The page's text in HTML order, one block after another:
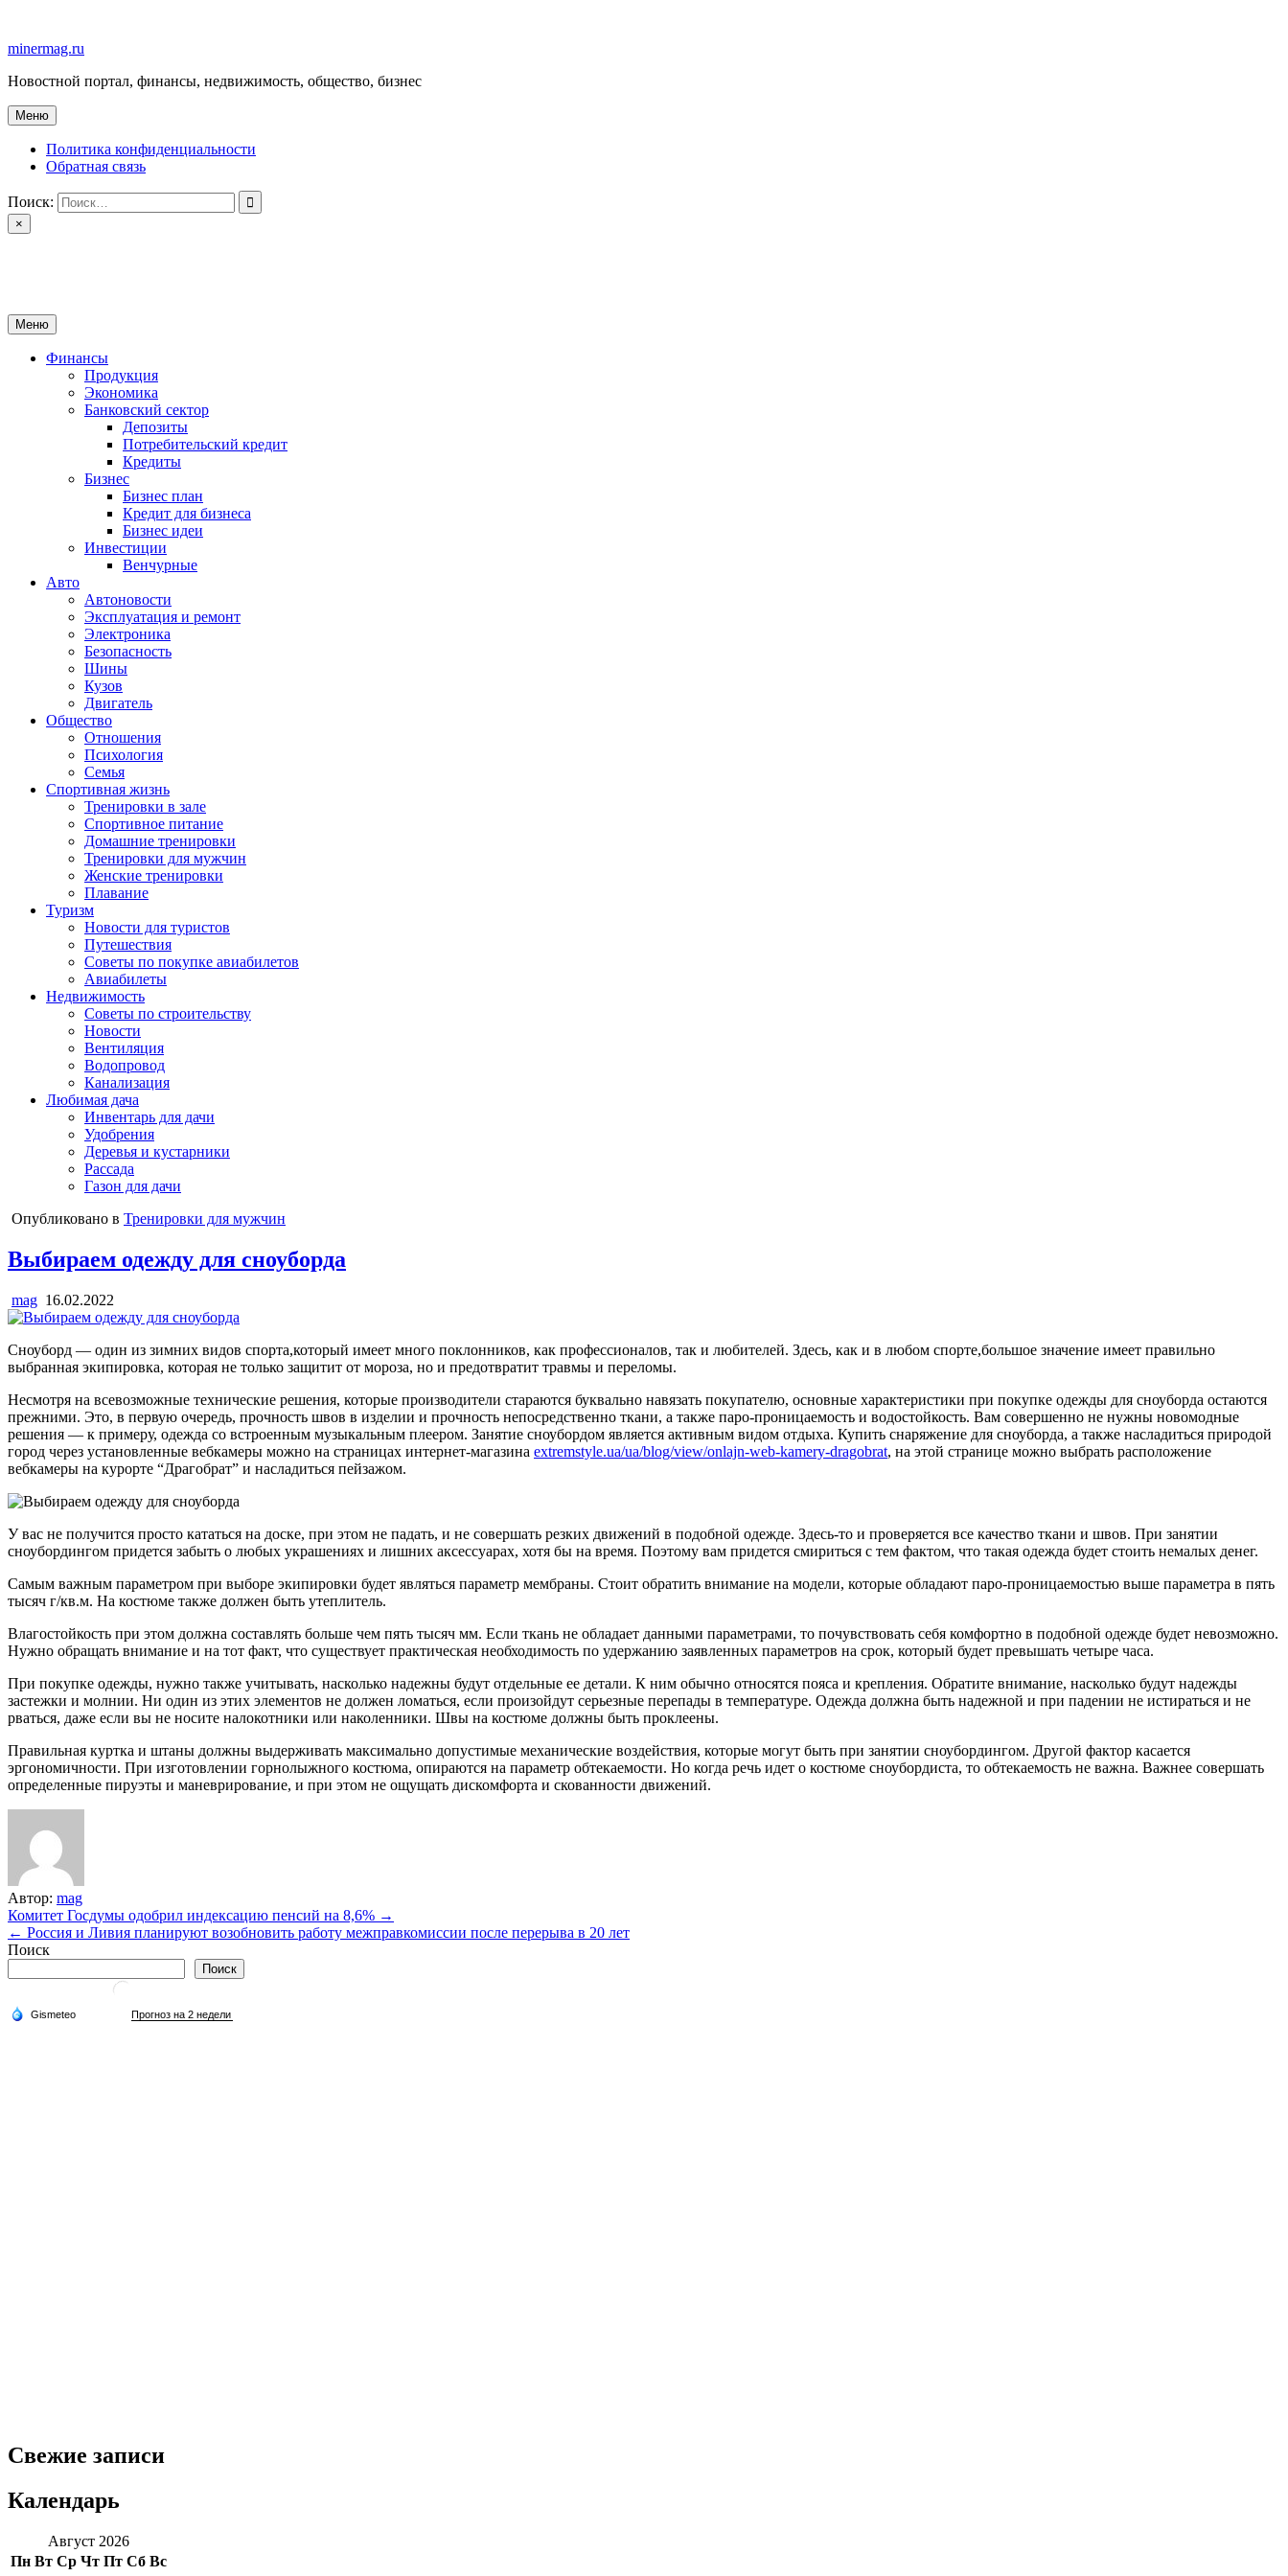
содержимому
minermag.ru
Новостной портал, финансы, недвижимость, общество, бизнес
Меню
Политика конфиденциальности
Обратная связь
Поиск:
×
Меню
Финансы
Продукция
Экономика
Банковский сектор
Депозиты
Потребительский кредит
Кредиты
Бизнес
Бизнес план
Кредит для бизнеса
Бизнес идеи
Инвестиции
Венчурные
Авто
Автоновости
Эксплуатация и ремонт
Электроника
Безопасность
Шины
Кузов
Двигатель
Общество
Отношения
Психология
Семья
Спортивная жизнь
Тренировки в зале
Спортивное питание
Домашние тренировки
Тренировки для мужчин
Женские тренировки
Плавание
Туризм
Новости для туристов
Путешествия
Советы по покупке авиабилетов
Авиабилеты
Недвижимость
Советы по строительству
Новости
Вентиляция
Водопровод
Канализация
Любимая дача
Инвентарь для дачи
Удобрения
Деревья и кустарники
Рассада
Газон для дачи
Опубликовано в Тренировки для мужчин
Выбираем одежду для сноуборда
mag 16.02.2022
Сноуборд — один из зимних видов спорта,который имеет много поклонников, как профессионалов, так и любителей. Здесь, как и в любом спорте,большое значение имеет правильно
выбранная экипировка, которая не только защитит от мороза, но и предотвратит травмы и переломы.
Несмотря на всевозможные технические решения, которые производители стараются буквально навязать покупателю, основные характеристики при покупке одежды для сноуборда остаются
прежними. Это, в первую очередь, прочность швов в изделии и прочность непосредственно ткани, а также паро-проницаемость и водостойкость. Вам совершенно не нужны новомодные
решения — к примеру, одежда со встроенным музыкальным плеером. Занятие сноубордом является активным видом отдыха. Купить снаряжение для сноуборда, а также насладиться природой
город через установленные вебкамеры можно на страницах интернет-магазина extremstyle.ua/ua/blog/view/onlajn-web-kamery-dragobrat, на этой странице можно выбрать расположение
вебкамеры на курорте “Драгобрат” и насладиться пейзажом.
У вас не получится просто кататься на доске, при этом не падать, и не совершать резких движений в подобной одежде. Здесь-то и проверяется все качество ткани и швов. При занятии
сноубордингом придется забыть о любых украшениях и лишних аксессуарах, хотя бы на время. Поэтому вам придется смириться с тем фактом, что такая одежда будет стоить немалых денег.
Самым важным параметром при выборе экипировки будет являться параметр мембраны. Стоит обратить внимание на модели, которые обладают паро-проницаемостью выше параметра в пять
тысяч г/кв.м. На костюме также должен быть утеплитель.
Влагостойкость при этом должна составлять больше чем пять тысяч мм. Если ткань не обладает данными параметрами, то почувствовать себя комфортно в подобной одежде будет невозможно.
Нужно обращать внимание и на тот факт, что существует практическая необходимость по удержанию заявленных параметров на срок, который будет превышать четыре часа.
При покупке одежды, нужно также учитывать, насколько надежны будут отдельные ее детали. К ним обычно относятся пояса и крепления. Обратите внимание, насколько будут надежды
застежки и молнии. Ни один из этих элементов не должен ломаться, если произойдут серьезные перепады в температуре. Одежда должна быть надежной и при падении не истираться и не
рваться, даже если вы не носите налокотники или наколенники. Швы на костюме должны быть проклеены.
Правильная куртка и штаны должны выдерживать максимально допустимые механические воздействия, которые могут быть при занятии сноубордингом. Другой фактор касается
эргономичности. При изготовлении горнолыжного костюма, опираются на параметр обтекаемости. Но когда речь идет о костюме сноубордиста, то обтекаемость не важна. Важнее совершать
определенные пируэты и маневрирование, и при этом не ощущать дискомфорта и скованности движений.
Автор: mag
Навигация
по
Комитет Госдумы одобрил индексацию пенсий на 8,6% →
← Россия и Ливия планируют возобновить работу межправкомиссии после перерыва в 20 лет
Поиск
Поиск
Свежие записи
Календарь
Август 2026
Пн Вт Ср Чт Пт Сб Вс